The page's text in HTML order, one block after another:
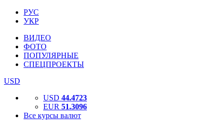
РУС
УКР
ВИДЕО
ФОТО
ПОПУЛЯРНЫЕ
СПЕЦПРОЕКТЫ
USD
USD 44.4723
EUR 51.3096
Все курсы валют